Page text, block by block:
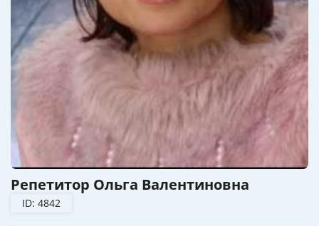
Репетитор Ольга Валентиновна
ID: 4842